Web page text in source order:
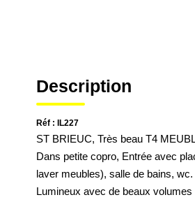
Description
Réf : IL227
ST BRIEUC, Très beau T4
Dans petite copro, Entrée avec
laver meubles), salle de bains, wc.
Lumineux avec de beaux volumes